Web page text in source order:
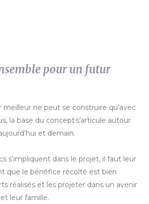
pour un futur
meilleur ne peut se construire qu’avec
la base du concept s’articule autour
et demain.
s’impliquent dans le projet, il faut leur
que le bénéfice récolté est bien
réalisés et les projeter dans un avenir
leur famille.